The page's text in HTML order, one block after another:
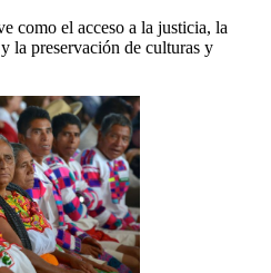
como el acceso a la justicia, la
la preservación de culturas y